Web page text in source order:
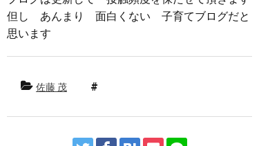
但し あんまり 面白くない 子育てブログだと
思います
佐藤 茂